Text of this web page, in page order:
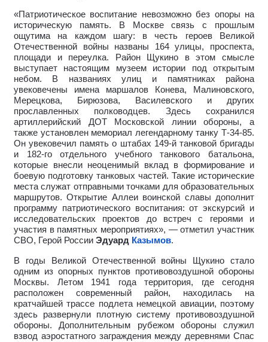
«Патриотическое воспитание невозможно без опоры на
историческую память. В Москве связь с прошлым
ощутима на каждом шагу: в честь героев Великой
Отечественной войны названы 164 улицы, проспекта,
площади и переулка. Район Щукино в этом смысле
выступает настоящим музеем истории под открытым
небом. В названиях улиц и памятниках района
увековечены имена маршалов Конева, Малиновского,
Мерецкова, Бирюзова, Василевского и других
прославленных полководцев. Здесь сохранился
артиллерийский ДОТ Московской линии обороны, а
также установлен мемориал легендарному танку Т-34-85.
Он увековечил память о штабах 149-й танковой бригады
и 182-го отдельного учебного танкового батальона,
которые внесли неоценимый вклад в формирование и
боевую подготовку танковых частей. Такие исторические
места служат отправными точками для образовательных
маршрутов. Открытие Аллеи воинской славы дополнит
программу патриотического воспитания: от экскурсий и
исследовательских проектов до встреч с героями и
участия в памятных мероприятиях», — отметил участник
СВО, Герой России Эдуард Казымов.
В годы Великой Отечественной войны Щукино стало
одним из опорных пунктов противовоздушной обороны
Москвы. Летом 1941 года территория, где сегодня
расположен современный район, находилась на
кратчайшей трассе подлета немецкой авиации, поэтому
здесь развернули плотную систему противовоздушной
обороны. Дополнительным рубежом обороны служил
взвод аэростатного заграждения между деревнями Спас